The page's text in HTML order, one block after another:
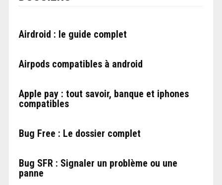
Airdroid : le guide complet
Airpods compatibles à android
Apple pay : tout savoir, banque et iphones
compatibles
Bug Free : Le dossier complet
Bug SFR : Signaler un problème ou une
panne